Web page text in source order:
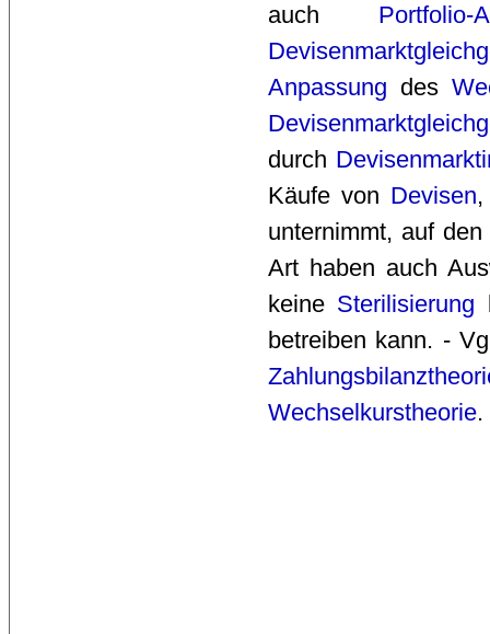
auch Portfolio-
Anpassung des
durch
Käufe von Devisen
unternimmt, auf
Art haben auch
keine Sterilisierung
betreiben kann. -
Wechselkurstheorie.